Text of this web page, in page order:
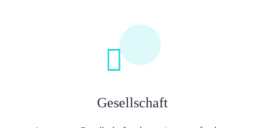
Gesellschaft